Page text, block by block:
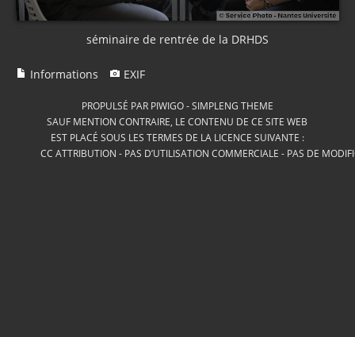
séminaire de rentrée de la DRHDS
Informations EXIF
PROPULSÉ PAR PIWIGO-SIMPLENG THEME
SAUF MENTION CONTRAIRE, LE CONTENU DE CE SITE WEB
EST PLACÉ SOUS LES TERMES DE LA LICENCE SUIVANTE :
CC ATTRIBUTION - PAS D’UTILISATION COMMERCIALE - PAS DE